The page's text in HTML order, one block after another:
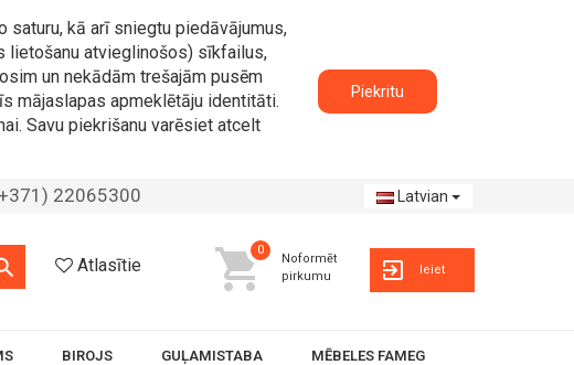
kā arī sniegtu piedāvājumus,
lietošanu atvieglinošos) sīkfailus,
un nekādām trešajām pusēm
mājaslapas apmeklētāju identitāti.
Savu piekrišanu varēsiet atcelt
Piekritu
22065300 Latvian
Atlasītie
0
Noformēt
pirkumu
Ieiet
BIROJS GUĻAMISTABA MĒBELES FAMEG